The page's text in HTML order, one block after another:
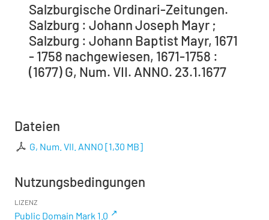
Salzburgische Ordinari-Zeitungen.
Salzburg : Johann Joseph Mayr ;
Salzburg : Johann Baptist Mayr, 1671
- 1758 nachgewiesen, 1671-1758 :
(1677) G, Num. VII. ANNO. 23.1.1677
Dateien
G, Num. VII. ANNO [1,30 MB]
Nutzungsbedingungen
LIZENZ
Public Domain Mark 1.0